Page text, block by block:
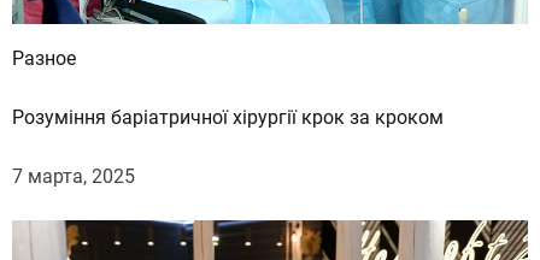
Разное
Розуміння баріатричної хірургії крок за кроком
7 марта, 2025